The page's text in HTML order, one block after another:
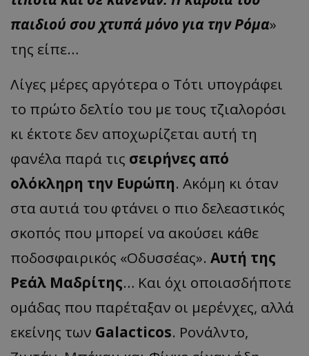
παιδιού σου χτυπά μόνο για την Ρόμα»
της είπε…
Λίγες μέρες αργότερα ο Τότι υπογράφει
το πρώτο δελτίο του με τους τζιαλορόσι
κι έκτοτε δεν αποχωρίζεται αυτή τη
φανέλα παρά τις σειρήνες από
ολόκληρη την Ευρώπη. Ακόμη κι όταν
στα αυτιά του φτάνει ο πιο δελεαστικός
σκοπός που μπορεί να ακούσει κάθε
ποδοσφαιρικός «Οδυσσέας». Αυτή της
Ρεάλ Μαδρίτης… Και όχι οποιασδήποτε
ομάδας που παρέταξαν οι μερένχες, αλλά
εκείνης των Galacticos. Ρονάλντο,